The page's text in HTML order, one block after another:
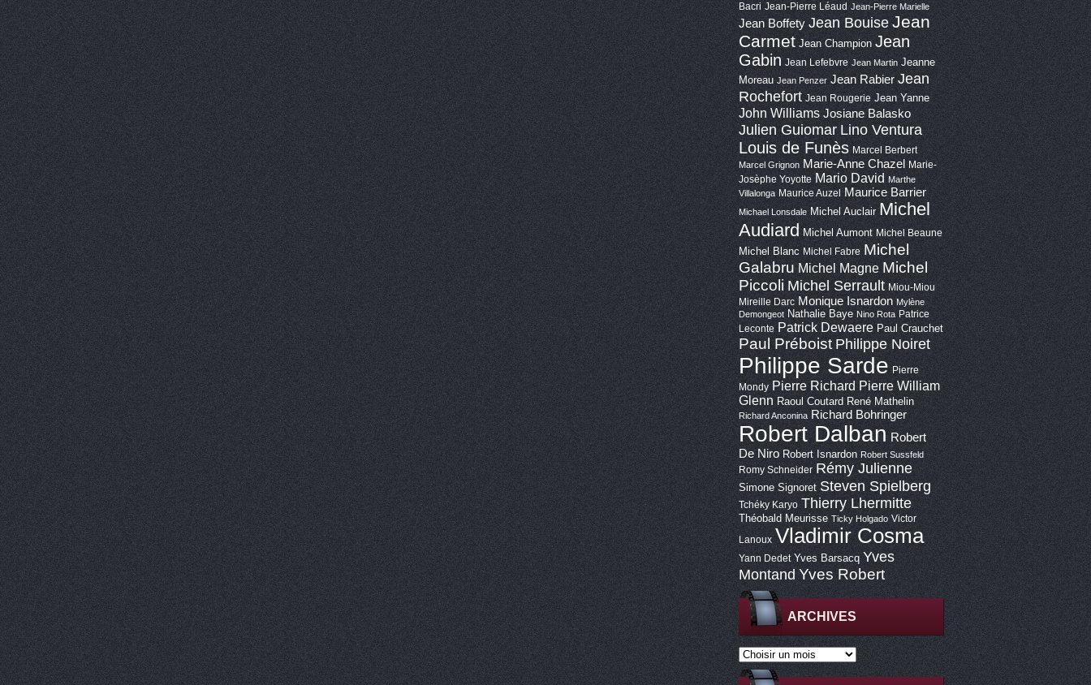
Bacri Jean-Pierre Léaud Jean-Pierre Marielle
Jean Boffety Jean BouiseJean
Carmet Jean Champion Jean
Gabin Jean Lefebvre Jean Martin Jeanne
Moreau Jean Penzer Jean Rabier Jean
Rochefort Jean Rougerie Jean Yanne
John Williams Josiane Balasko
Julien Guiomar Lino Ventura
Louis de Funès Marcel Berbert
Marcel Grignon Marie-Anne Chazel
Marie-
Josèphe Yoyotte Mario David Marthe
Villalonga Maurice Auzel Maurice Barrier
Michael Lonsdale Michel Auclair Michel
Audiard Michel Aumont Michel Beaune
Michel Blanc Michel Fabre Michel
Galabru Michel Magne Michel
Piccoli Michel Serrault Miou-Miou
Mireille Darc Monique Isnardon Mylène
Demongeot Nathalie Baye Nino Rota Patrice
Leconte Patrick Dewaere Paul Crauchet
Paul Préboist Philippe Noiret
Philippe Sarde Pierre
Mondy Pierre Richard Pierre William
Glenn Raoul Coutard René Mathelin
Richard Anconina Richard Bohringer
Robert Dalban Robert
De Niro Robert Isnardon Robert Sussfeld
Romy Schneider Rémy Julienne
Simone Signoret Steven Spielberg
Tchéky Karyo Thierry Lhermitte
Théobald Meurisse Ticky Holgado Victor
Lanoux Vladimir Cosma
Yann Dedet Yves Barsacq Yves
Montand Yves Robert
ARCHIVES